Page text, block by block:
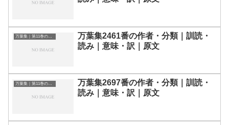
万葉集｜第11巻の和歌一覧
万葉集2461番の作者・分類｜訓読・
読み｜意味・訳｜原文
万葉集｜第11巻の和歌一覧
万葉集2697番の作者・分類｜訓読・
読み｜意味・訳｜原文